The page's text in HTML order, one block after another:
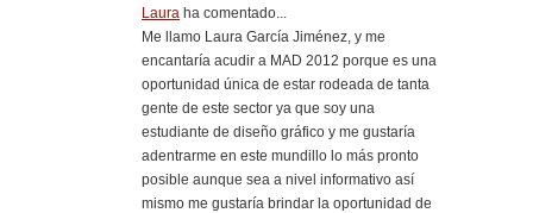
Laura ha comentado...
Me llamo Laura García Jiménez, y me
encantaría acudir a MAD 2012 porque es una
oportunidad única de estar rodeada de tanta
gente de este sector ya que soy una
estudiante de diseño gráfico y me gustaría
adentrarme en este mundillo lo más pronto
posible aunque sea a nivel informativo así
mismo me gustaría brindar la oportunidad de